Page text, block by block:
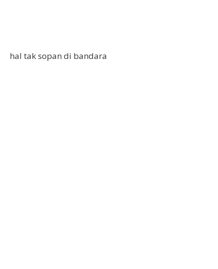
hal tak sopan di bandara